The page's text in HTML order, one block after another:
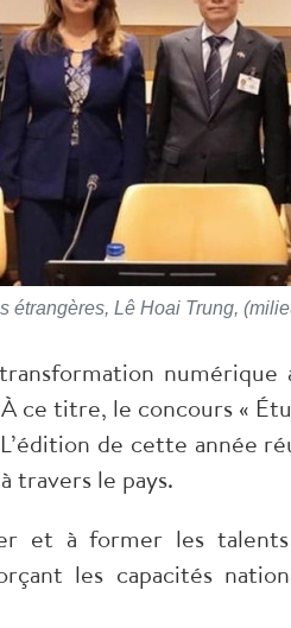
étrangères, Lê Hoai Trung,
numérique
ce titre, le concours «
de cette année
travers le pays.
et à former les
les capacités